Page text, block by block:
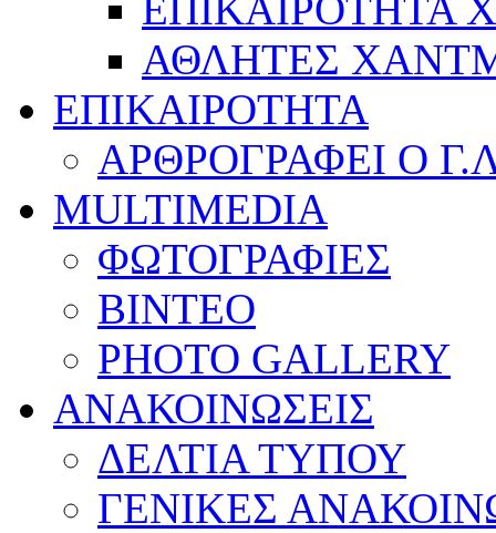
ΑΘΛΗΤΕΣ
ΕΠΙΚΑΙΡΟΤΗΤΑ
ΑΡΘΡΟΓΡΑΦΕΙ Ο
MULTIMEDIA
ΦΩΤΟΓΡΑΦΙΕΣ
ΒΙΝΤΕΟ
PHOTO GALLERY
ΑΝΑΚΟΙΝΩΣΕΙΣ
ΔΕΛΤΙΑ ΤΥΠΟΥ
ΓΕΝΙΚΕΣ